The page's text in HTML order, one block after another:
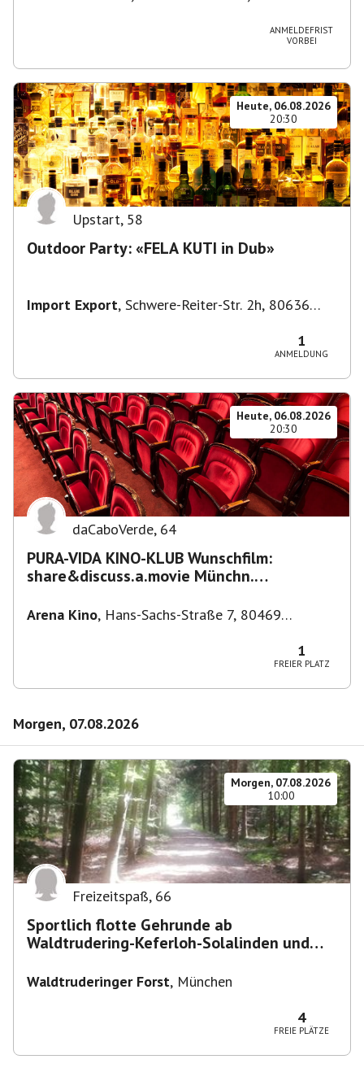
ANMELDEFRIST
VORBEI
Heute, 06.08.2026
20:30
Upstart, 58
Outdoor Party: «FELA KUTI in Dub»
Import Export, Schwere-Reiter-Str. 2h, 80636
1
ANMELDUNG
Heute, 06.08.2026
20:30
daCaboVerde, 64
PURA-VIDA KINO-KLUB Wunschfilm:
share&discuss.a.movie Münchn.
Arena Kino, Hans-Sachs-Straße 7, 80469
1
FREIER PLATZ
Morgen, 07.08.2026
Morgen, 07.08.2026
10:00
Freizeitspaß, 66
Sportlich flotte Gehrunde ab
Waldtrudering-Keferloh-Solalinden und
Waldtruderinger Forst, München
4
FREIE PLÄTZE